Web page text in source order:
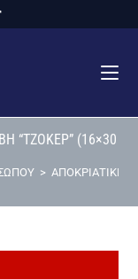
“ΤΖΟΚΕΡ” (16×30
> ΑΠΟΚΡΙΑΤΙΚΗ